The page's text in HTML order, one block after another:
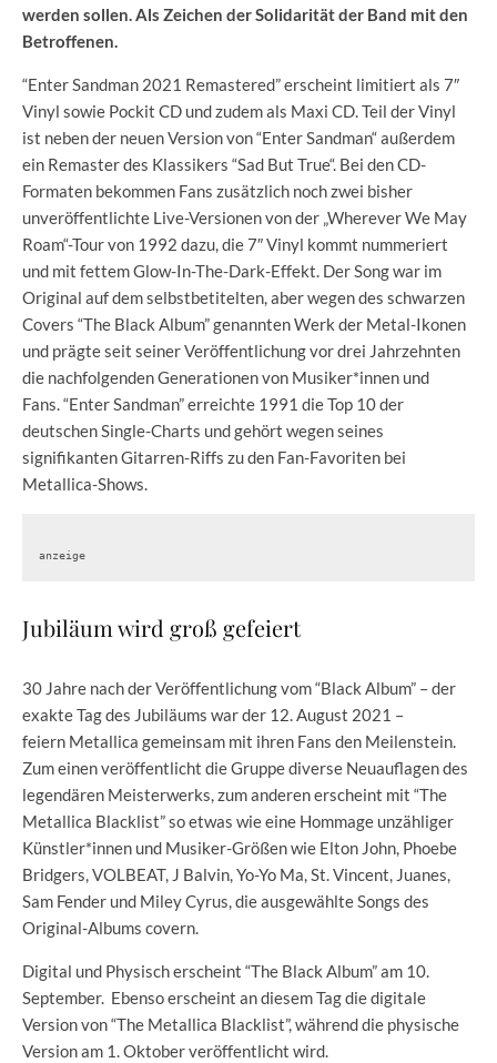
werden sollen. Als Zeichen der Solidarität der Band mit den
Betroffenen.
“Enter Sandman 2021 Remastered” erscheint limitiert als 7″
Vinyl sowie Pockit CD und zudem als Maxi CD. Teil der Vinyl
ist neben der neuen Version von “Enter Sandman“ außerdem
ein Remaster des Klassikers “Sad But True“. Bei den CD-
Formaten bekommen Fans zusätzlich noch zwei bisher
unveröffentlichte Live-Versionen von der „Wherever We May
Roam“-Tour von 1992 dazu, die 7″ Vinyl kommt nummeriert
und mit fettem Glow-In-The-Dark-Effekt. Der Song war im
Original auf dem selbstbetitelten, aber wegen des schwarzen
Covers “The Black Album” genannten Werk der Metal-Ikonen
und prägte seit seiner Veröffentlichung vor drei Jahrzehnten
die nachfolgenden Generationen von Musiker*innen und
Fans. “Enter Sandman” erreichte 1991 die Top 10 der
deutschen Single-Charts und gehört wegen seines
signifikanten Gitarren-Riffs zu den Fan-Favoriten bei
Metallica-Shows.
anzeige
Jubiläum wird groß gefeiert
30 Jahre nach der Veröffentlichung vom “Black Album” – der
exakte Tag des Jubiläums war der 12. August 2021 –
feiern Metallica gemeinsam mit ihren Fans den Meilenstein.
Zum einen veröffentlicht die Gruppe diverse Neuauflagen des
legendären Meisterwerks, zum anderen erscheint mit “The
Metallica Blacklist” so etwas wie eine Hommage unzähliger
Künstler*innen und Musiker-Größen wie Elton John, Phoebe
Bridgers, VOLBEAT, J Balvin, Yo-Yo Ma, St. Vincent, Juanes,
Sam Fender und Miley Cyrus, die ausgewählte Songs des
Original-Albums covern.
Digital und Physisch erscheint “The Black Album” am 10.
September. Ebenso erscheint an diesem Tag die digitale
Version von “The Metallica Blacklist”, während die physische
Version am 1. Oktober veröffentlicht wird.